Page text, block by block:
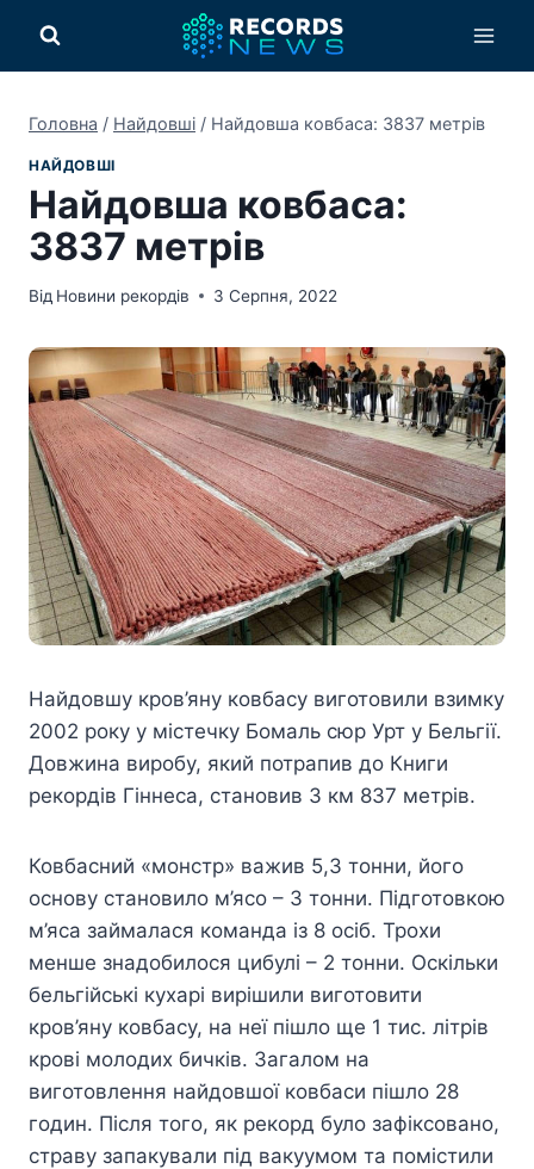
вмісту
Головна / Найдовші / Найдовша ковбаса: 3837 метрів
НАЙДОВШІ
Найдовша ковбаса:
3837 метрів
Від Новини рекордів 3 Серпня, 2022
Найдовшу кров’яну ковбасу виготовили взимку
2002 року у містечку Бомаль сюр Урт у Бельгії.
Довжина виробу, який потрапив до Книги
рекордів Гіннеса, становив 3 км 837 метрів.
Ковбасний «монстр» важив 5,3 тонни, його
основу становило м’ясо – 3 тонни. Підготовкою
м’яса займалася команда із 8 осіб. Трохи
менше знадобилося цибулі – 2 тонни. Оскільки
бельгійські кухарі вирішили виготовити
кров’яну ковбасу, на неї пішло ще 1 тис. літрів
крові молодих бичків. Загалом на
виготовлення найдовшої ковбаси пішло 28
годин. Після того, як рекорд було зафіксовано,
страву запакували під вакуумом та помістили